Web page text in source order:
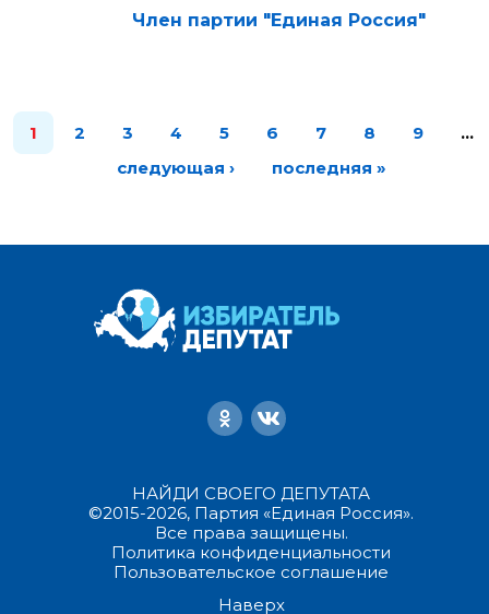
Член партии "Единая Россия"
1 2 3 4 5 6 7 8 9
…
следующая ›
последняя »
НАЙДИ СВОЕГО ДЕПУТАТА
©2015-2026, Партия «Единая Россия».
Все права защищены.
Политика конфиденциальности
Пользовательское соглашение
Наверх